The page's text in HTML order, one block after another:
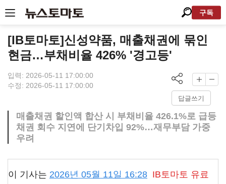
구독
[IB토마토]신성약품, 매출채권에 묶인
현금…부채비율 426% '경고등'
입력: 2026-05-11 17:00:00
수정: 2026-05-11 17:00:00
답글쓰기
매출채권 할인액 합산 시 부채비율 426.1%로 급등
채권 회수 지연에 단기차입 92%…재무부담 가중
우려
이 기사는 2026년 05월 11일 16:28 IB토마토 유료